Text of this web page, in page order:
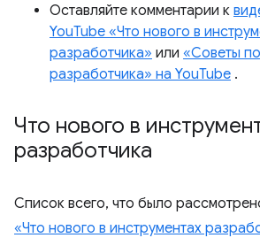
Оставляйте комментарии к
YouTube «Что нового в
разработчика» или «Советы
разработчика» на YouTube .
Что нового в
разработчика
Список всего, что было
«Что нового в инструментах